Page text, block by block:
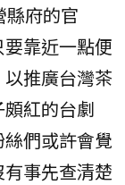
縣府的官
靠近一點便
推廣台灣茶
紅的台劇
絲們或許會覺
事先查清楚